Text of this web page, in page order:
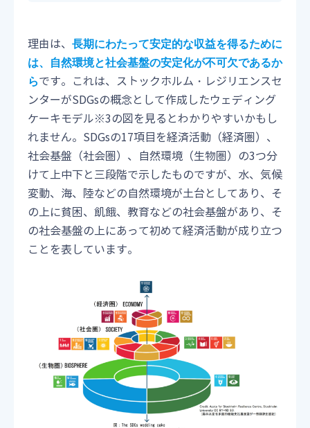
理由は、 長期にわたって安定的な収益を得るために
は、自然環境と社会基盤の安定化が不可欠であるか
らです。これは、ストックホルム・レジリエンスセ
ンターがSDGsの概念として作成したウェディング
ケーキモデル※3の図を見るとわかりやすいかもし
れません。SDGsの17項目を経済活動（経済圏）、
社会基盤（社会圏）、自然環境（生物圏）の3つ分
けて上中下と三段階で示したものですが、水、気候
変動、海、陸などの自然環境が土台としてあり、そ
の上に貧困、飢餓、教育などの社会基盤があり、そ
の社会基盤の上にあって初めて経済活動が成り立つ
ことを表しています。